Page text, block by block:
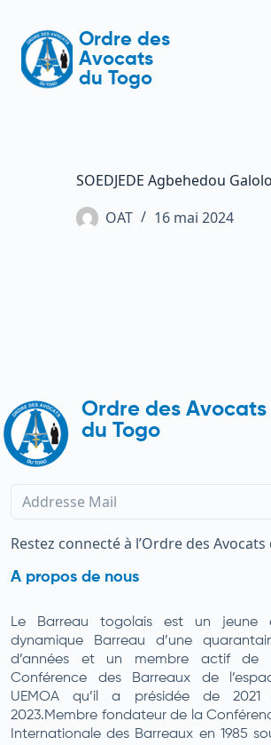
Ordre des
Avocats
du Togo
SOEDJEDE Agbehedou
OAT
16 mai 2024
Ordre des Avocats
du Togo
Restez connecté à l’Ordre des Avocats
A propos de nous
Le Barreau togolais est un jeune
dynamique Barreau d’une
d’années et un membre actif de
Conférence des Barreaux de
UEMOA qu’il a présidée de 2021
2023.Membre fondateur de la
Internationale des Barreaux en 1985